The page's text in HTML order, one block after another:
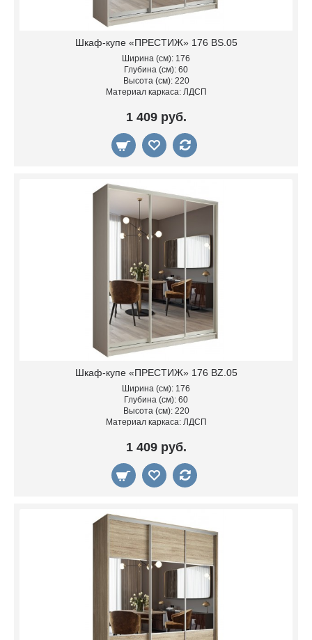
Шкаф-купе «ПРЕСТИЖ» 176 BS.05
Ширина (см): 176
Глубина (см): 60
Высота (см): 220
Материал каркаса: ЛДСП
1 409 руб.
Шкаф-купе «ПРЕСТИЖ» 176 BZ.05
Ширина (см): 176
Глубина (см): 60
Высота (см): 220
Материал каркаса: ЛДСП
1 409 руб.